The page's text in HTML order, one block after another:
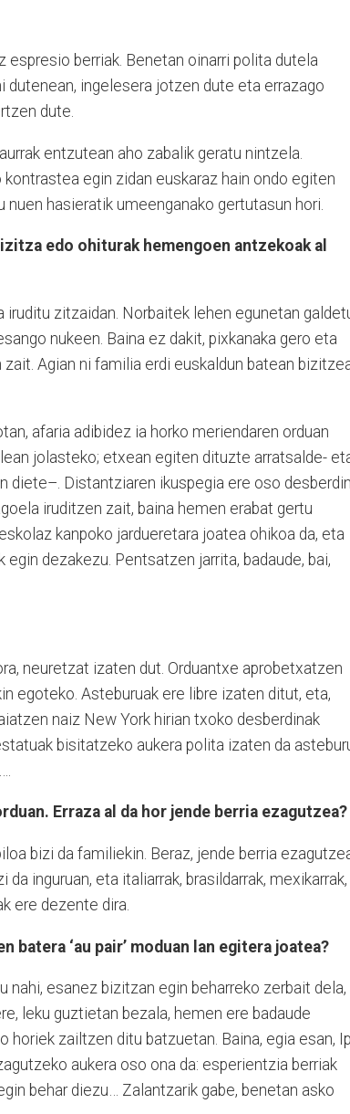
berriak. Benetan oinarri polita dutela
dutenean, ingelesera jotzen dute eta errazago
dute.
entzutean aho zabalik geratu nintzela.
egin zidan euskaraz hain ondo egiten
hasieratik umeenganako gertutasun hori.
edo ohiturak hemengoen antzekoak al
iruditu zitzaidan. Norbaitek lehen egunetan
nukeen. Baina ez dakit, pixkanaka gero eta
Agian ni familia erdi euskaldun batean
afaria adibidez ia horko meriendaren orduan
jolasteko; etxean egiten dituzte arratsalde-
diete–. Distantziaren ikuspegia ere oso
iruditzen zait, baina hemen erabat gertu
kanpoko jardueretara joatea ohikoa da, eta
dezakezu. Pentsatzen jarrita, badaude, bai,
neuretzat izaten dut. Orduantxe aprobetxatzen
egoteko. Asteburuak ere libre izaten ditut, eta,
naiz New York hirian txoko desberdinak
bisitatzeko aukera polita izaten da
Erraza al da hor jende berria ezagutzea?
bizi da familiekin. Beraz, jende berria
inguruan, eta italiarrak, brasildarrak, mexikarrak,
ere dezente dira.
batera ‘au pair’ moduan lan egitera joatea?
nahi, esanez bizitzan egin beharreko zerbait dela,
leku guztietan bezala, hemen ere badaude
zailtzen ditu batzuetan. Baina, egia esan,
aukera oso ona da: esperientzia berriak
behar diezu… Zalantzarik gabe, benetan asko